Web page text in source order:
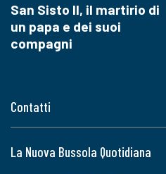
Contatti
La Nuova Bussola Quotidiana
San Sisto II, il martirio di
un papa e dei suoi
compagni